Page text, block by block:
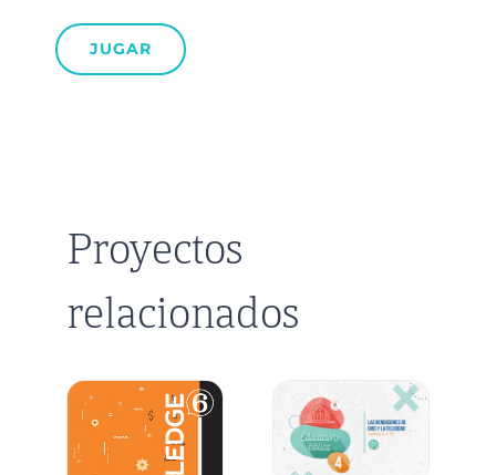
JUGAR
Proyectos
relacionados